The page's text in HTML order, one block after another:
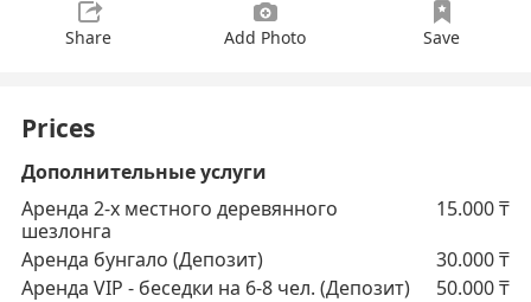
Share Add Photo Save
Prices
Дополнительные услуги
Аренда 2-х местного деревянного
шезлонга
15.000₸
Аренда бунгало (Депозит)
30.000₸
Аренда VIP - беседки на 6-8 чел. (Депозит)
50.000₸